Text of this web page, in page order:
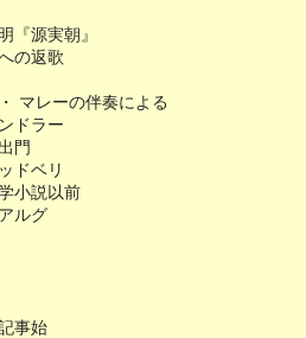
源実朝』
の返歌
マレーの伴奏による
ドラー
門
ドベリ
小説以前
ルグ
事始